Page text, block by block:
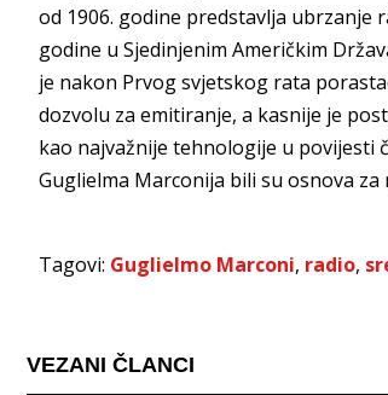
od 1906. godine predstavlja ubrzanje
godine u Sjedinjenim Američkim
je nakon Prvog svjetskog rata
dozvolu za emitiranje, a kasnije je
kao najvažnije tehnologije u povijesti
Guglielma Marconija bili su osnova
Tagovi: Guglielmo Marconi, radio,
VEZANI ČLANCI